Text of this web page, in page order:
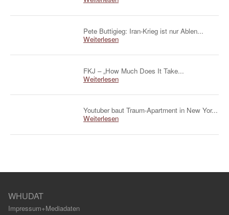
Pete Buttigieg: Iran-Krieg ist nur Ablen...
Weiterlesen
FKJ – „How Much Does It Take...
Weiterlesen
Youtuber baut Traum-Apartment in New Yor...
Weiterlesen
WHUDAT
Impressum+Mediadaten